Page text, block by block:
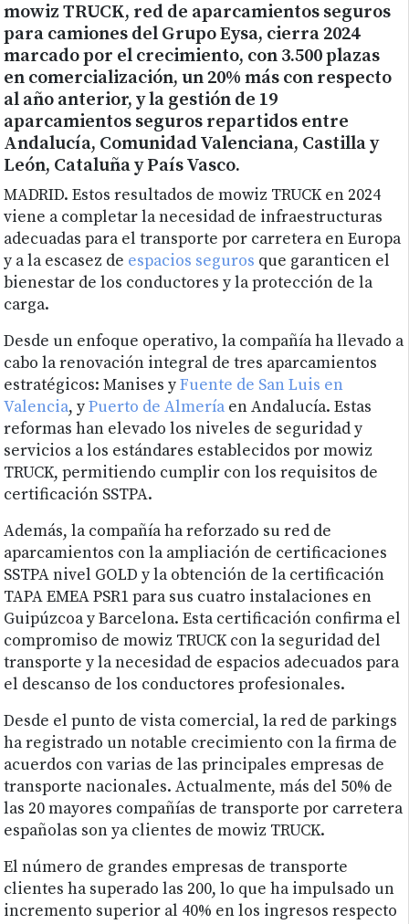
mowiz TRUCK, red de aparcamientos seguros
para camiones del Grupo Eysa, cierra 2024
marcado por el crecimiento, con 3.500 plazas
en comercialización, un 20% más con respecto
al año anterior, y la gestión de 19
aparcamientos seguros repartidos entre
Andalucía, Comunidad Valenciana, Castilla y
León, Cataluña y País Vasco.
MADRID. Estos resultados de mowiz TRUCK en 2024
viene a completar la necesidad de infraestructuras
adecuadas para el transporte por carretera en Europa
y a la escasez de espacios seguros que garanticen el
bienestar de los conductores y la protección de la
carga.
Desde un enfoque operativo, la compañía ha llevado a
cabo la renovación integral de tres aparcamientos
estratégicos: Manises yFuente de San Luis en
Valencia, yPuerto de Almería en Andalucía. Estas
reformas han elevado los niveles de seguridad y
servicios a los estándares establecidos por mowiz
TRUCK, permitiendo cumplir con los requisitos de
certificación SSTPA.
Además, la compañía ha reforzado su red de
aparcamientos con la ampliación de certificaciones
SSTPA nivel GOLD y la obtención de la certificación
TAPA EMEA PSR1 para sus cuatro instalaciones en
Guipúzcoa y Barcelona. Esta certificación confirma el
compromiso de mowiz TRUCK con la seguridad del
transporte y la necesidad de espacios adecuados para
el descanso de los conductores profesionales.
Desde el punto de vista comercial, la red de parkings
ha registrado un notable crecimiento con la firma de
acuerdos con varias de las principales empresas de
transporte nacionales. Actualmente, más del 50% de
las 20 mayores compañías de transporte por carretera
españolas son ya clientes de mowiz TRUCK.
El número de grandes empresas de transporte
clientes ha superado las 200, lo que ha impulsado un
incremento superior al 40% en los ingresos respecto